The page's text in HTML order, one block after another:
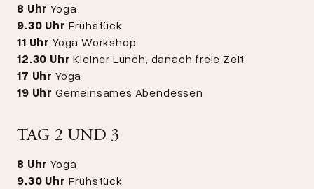
8 UhrYoga
9.30 Uhr Frühstück
11 Uhr Yoga Workshop
12.30 Uhr Kleiner Lunch, danach freie Zeit
17 Uhr Yoga
19 Uhr Gemeinsames Abendessen
TAG 2 UND 3
8 Uhr Yoga
9.30 Uhr Frühstück